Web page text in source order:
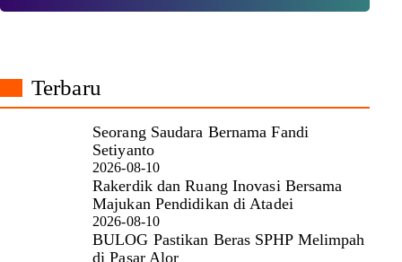
Terbaru
Seorang Saudara Bernama Fandi
Setiyanto
2026-08-10
Rakerdik dan Ruang Inovasi Bersama
Majukan Pendidikan di Atadei
2026-08-10
BULOG Pastikan Beras SPHP Melimpah
di Pasar Alor